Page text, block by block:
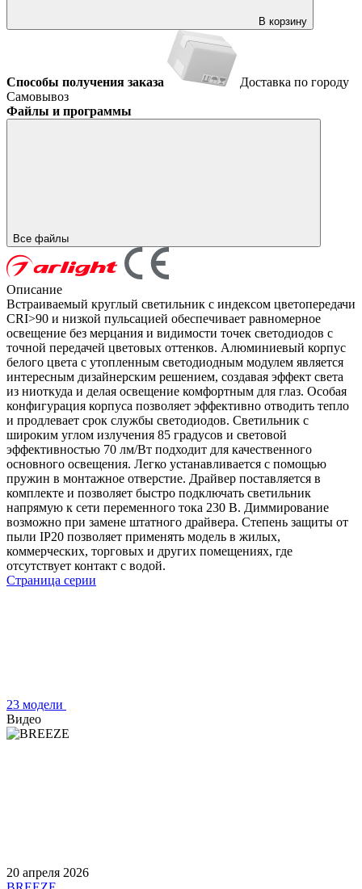
В корзину
Способы получения заказа
Доставка по городу
Самовывоз
Файлы и программы
Все файлы
Описание
Встраиваемый круглый светильник с индексом цветопередачи
CRI>90 и низкой пульсацией обеспечивает равномерное
освещение без мерцания и видимости точек светодиодов с
точной передачей цветовых оттенков. Алюминиевый корпус
белого цвета с утопленным светодиодным модулем является
интересным дизайнерским решением, создавая эффект света
из ниоткуда и делая освещение комфортным для глаз. Особая
конфигурация корпуса позволяет эффективно отводить тепло
и продлевает срок службы светодиодов. Светильник с
широким углом излучения 85 градусов и световой
эффективностью 70 лм/Вт подходит для качественного
основного освещения. Легко устанавливается с помощью
пружин в монтажное отверстие. Драйвер поставляется в
комплекте и позволяет быстро подключать светильник
напрямую к сети переменного тока 230 В. Диммирование
возможно при замене штатного драйвера. Степень защиты от
пыли IP20 позволяет применять модель в жилых,
коммерческих, торговых и других помещениях, где
отсутствует контакт с водой.
Страница серии
23 модели
Видео
20 апреля 2026